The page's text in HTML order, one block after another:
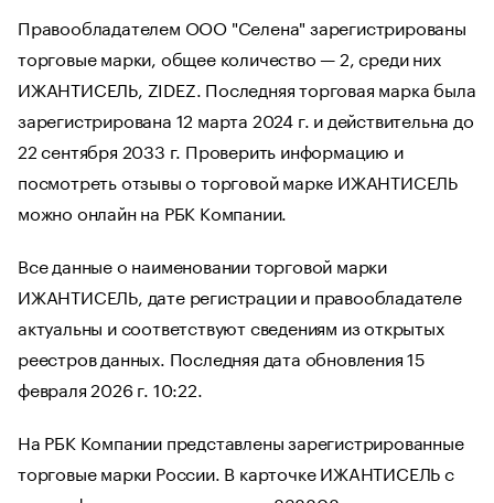
Правообладателем ООО "Селена" зарегистрированы
торговые марки, общее количество — 2, среди них
ИЖАНТИСЕЛЬ, ZIDEZ. Последняя торговая марка была
зарегистрирована 12 марта 2024 г. и действительна до
22 сентября 2033 г. Проверить информацию и
посмотреть отзывы о торговой марке ИЖАНТИСЕЛЬ
можно онлайн на РБК Компании.
Все данные о наименовании торговой марки
ИЖАНТИСЕЛЬ, дате регистрации и правообладателе
актуальны и соответствуют сведениям из открытых
реестров данных. Последняя дата обновления 15
февраля 2026 г. 10:22.
На РБК Компании представлены зарегистрированные
торговые марки России. В карточке ИЖАНТИСЕЛЬ с